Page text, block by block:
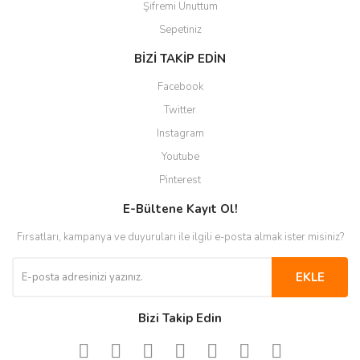
Şifremi Unuttum
Sepetiniz
BİZİ TAKİP EDİN
Facebook
Twitter
Instagram
Youtube
Pinterest
E-Bültene Kayıt Ol!
Fırsatları, kampanya ve duyuruları ile ilgili e-posta almak ister misiniz?
EKLE
Bizi Takip Edin